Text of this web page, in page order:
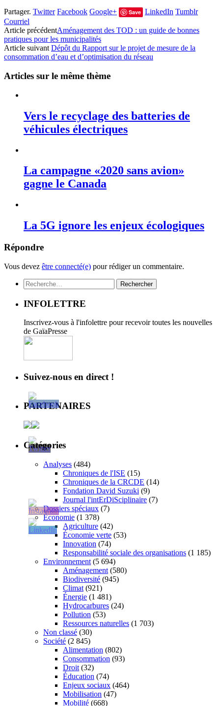
Partager. Twitter Facebook Google+ Save LinkedIn Tumblr
Courriel
Article précédentAménagement des TOD : un guide de bonnes
pratiques pour les municipalités
Article suivant Dépôt du Rapport sur le projet de mesure de la
consommation d’eau et d’optimisation du réseau
Articles sur le même thème
Vers le recyclage des batteries de
véhicules électriques
La campagne «2020 sans avion»
gagne le Canada
La 5G ignore les enjeux écologiques
Répondre
Vous devez être connecté(e) pour rédiger un commentaire.
Rechercher :
INFOLETTRE
Inscrivez-vous à l'infolettre pour recevoir toutes les nouvelles
de GaïaPresse
Suivez-nous en direct !
PARTENAIRES
Catégories
Analyses (484)
Chroniques de l'ISE (15)
Chroniques de la CRCDE (14)
Fondation David Suzuki (9)
Journal l'intErDiSciplinaire (7)
Dossiers spéciaux (7)
Économie (1 378)
Agriculture (42)
Économie verte (53)
Innovation (74)
Responsabilité sociale des organisations (1 185)
Environnement (5 694)
Aménagement (580)
Biodiversité (945)
Climat (921)
Énergie (1 481)
Hydrocarbures (24)
Pollution (53)
Ressources naturelles (1 703)
Non classé (30)
Société (2 845)
Alimentation (802)
Consommation (93)
Droit (32)
Éducation (74)
Enjeux sociaux (464)
Mobilisation (47)
Mobilité (668)